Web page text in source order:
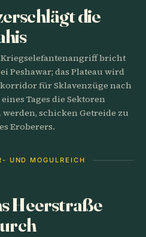
die
bricht
Peshawar; das Plateau wird
für Sklavenzüge nach
Tages die Sektoren
schicken Getreide zu
Eroberers.
UND MOGULREICH
Heerstraße